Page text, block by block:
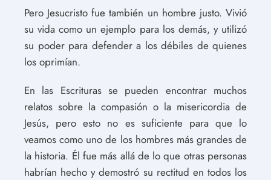
Pero Jesucristo fue también un hombre justo. Vivió
su vida como un ejemplo para los demás, y utilizó
su poder para defender a los débiles de quienes
los oprimían.
En las Escrituras se pueden encontrar muchos
relatos sobre la compasión o la misericordia de
Jesús, pero esto no es suficiente para que lo
veamos como uno de los hombres más grandes de
la historia. Él fue más allá de lo que otras personas
habrían hecho y demostró su rectitud en todos los